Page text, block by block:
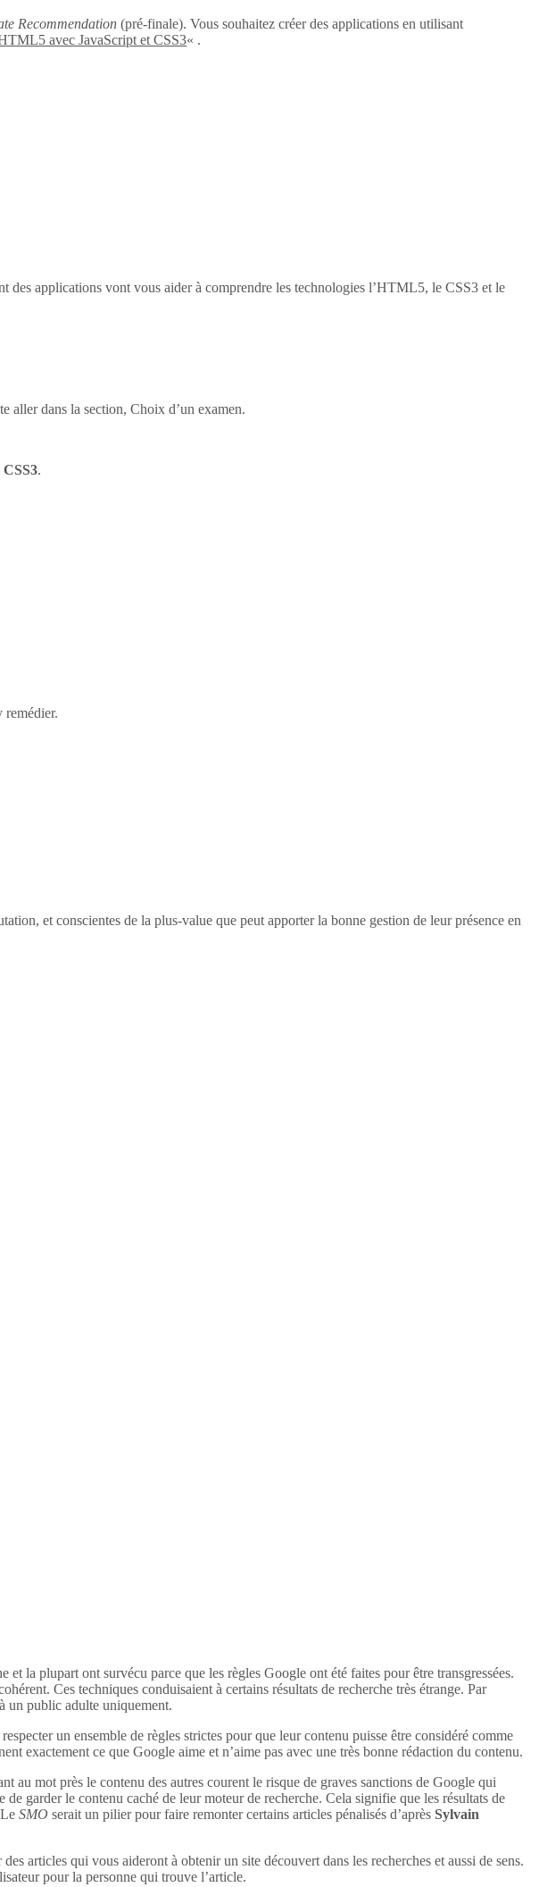
Recommendation (pré-finale). Vous souhaitez créer des applications en utilisant
avec JavaScript et CSS3« .
des applications vont vous aider à comprendre les technologies l’HTML5, le CSS3 et le
aller dans la section, Choix d’un examen.
.
remédier.
et conscientes de la plus-value que peut apporter la bonne gestion de leur présence en
la plupart ont survécu parce que les règles Google ont été faites pour être transgressées.
Ces techniques conduisaient à certains résultats de recherche très étrange. Par
un public adulte uniquement.
un ensemble de règles strictes pour que leur contenu puisse être considéré comme
exactement ce que Google aime et n’aime pas avec une très bonne rédaction du contenu.
au mot près le contenu des autres courent le risque de graves sanctions de Google qui
garder le contenu caché de leur moteur de recherche. Cela signifie que les résultats de
SMO serait un pilier pour faire remonter certains articles pénalisés d’après Sylvain
articles qui vous aideront à obtenir un site découvert dans les recherches et aussi de sens.
pour la personne qui trouve l’article.